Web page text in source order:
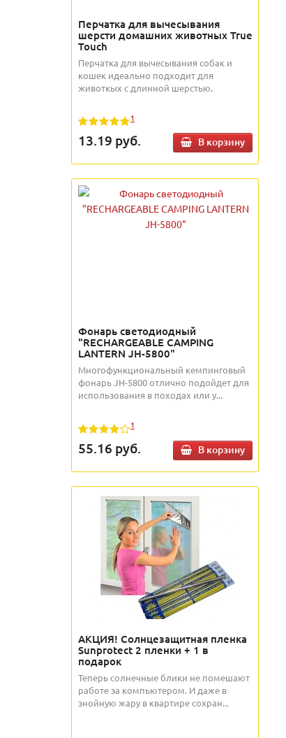
Перчатка для вычесывания
шерсти домашних животных True
Touch
Перчатка для вычесывания собак и
кошек идеально подходит для
животкых с длинной шерстью.
1
13.19 руб. В корзину
Фонарь светодиодный
"RECHARGEABLE CAMPING
LANTERN JH-5800"
Многофункциональный кемпинговый
фонарь JH-5800 отлично подойдет для
использования в походах или у...
1
55.16 руб. В корзину
АКЦИЯ! Солнцезащитная пленка
Sunprotect 2 пленки + 1 в
подарок
Теперь солнечные блики не помешают
работе за компьютером. И даже в
знойную жару в квартире сохран...